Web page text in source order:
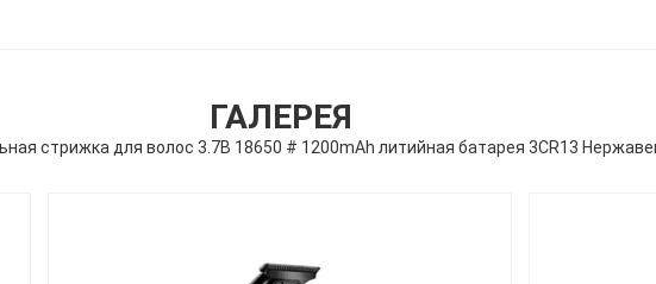
ГАЛЕРЕЯ
стрижка для волос 3.7В 18650 # 1200mAh литийная батарея 3CR13